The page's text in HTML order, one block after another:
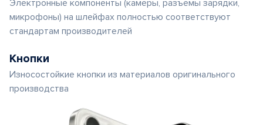
Электронные компоненты (камеры, разъемы зарядки,
микрофоны) на шлейфах полностью соответствуют
стандартам производителей
Кнопки
Износостойкие кнопки из материалов оригинального
производства